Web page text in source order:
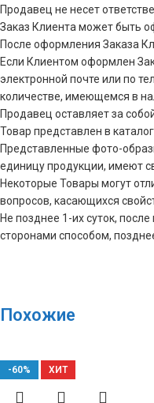
Продавец не несет
Заказ Клиента может быть
После оформления Заказа
Если Клиентом оформлен
электронной почте или по
количестве, имеющемся в
Продавец оставляет за
Товар представлен в
Представленные фото-
единицу продукции, имеют
Некоторые Товары могут
вопросов, касающихся
Не позднее 1-их суток,
сторонами способом,
Похожие
-60% ХИТ